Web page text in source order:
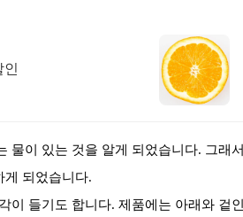
인
물이 있는 것을 알게 되었습니다. 그래서
게 되었습니다.
이 들기도 합니다. 제품에는 아래와 겉인